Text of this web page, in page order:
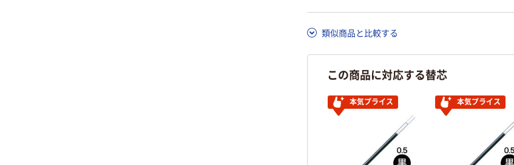
類似商品と比較する
この商品に対応する替芯
本気プライス 本気プライス